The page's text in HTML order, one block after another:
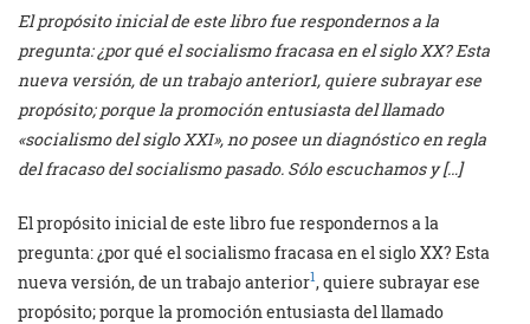
El propósito inicial de este libro fue respondernos a la
pregunta: ¿por qué el socialismo fracasa en el siglo XX? Esta
nueva versión, de un trabajo anterior1, quiere subrayar ese
propósito; porque la promoción entusiasta del llamado
«socialismo del siglo XXI», no posee un diagnóstico en regla
del fracaso del socialismo pasado. Sólo escuchamos y […]
El propósito inicial de este libro fue respondernos a la
pregunta: ¿por qué el socialismo fracasa en el siglo XX? Esta
nueva versión, de un trabajo anterior1, quiere subrayar ese
propósito; porque la promoción entusiasta del llamado